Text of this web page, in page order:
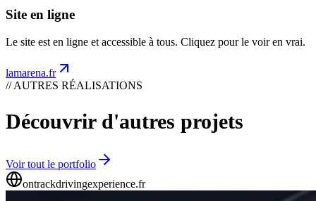
Site en ligne
Le site est en ligne et accessible à tous. Cliquez pour le voir en vrai.
lamarena.fr
// AUTRES RÉALISATIONS
Découvrir d'autres projets
Voir tout le portfolio
ontrackdrivingexperience.fr